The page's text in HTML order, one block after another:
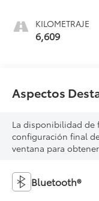
KILOMETRAJE
6,609
Aspectos
La disponibilidad de
configuración final
ventana para
Bluetooth®